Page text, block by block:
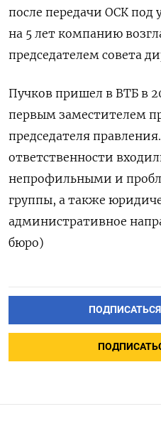
после передачи ОСК под
на 5 лет компанию
председателем совета
Пучков пришел в ВТБ в
первым заместителем
председателя
ответственности
непрофильными и
группы, а также
административное
бюро)